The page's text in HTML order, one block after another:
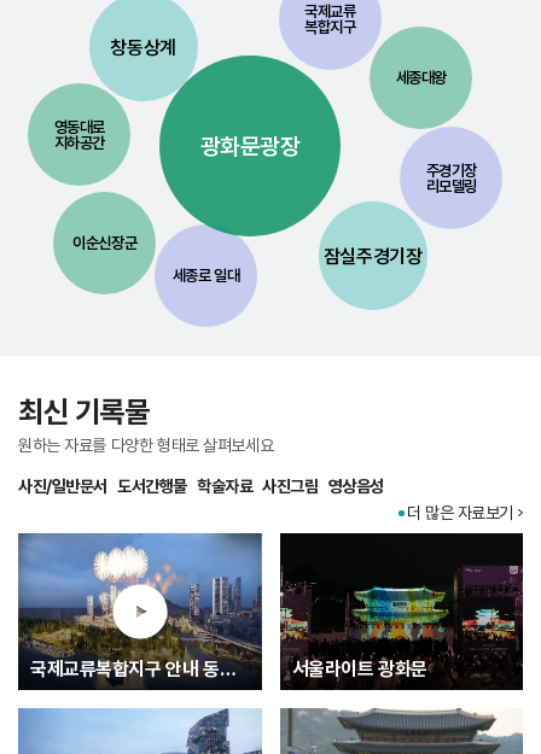
영동대로
지하공간
세종로 일대
주경기장
리모델링
이순신장군
창동상계
광화문광장
국제교류
복합지구
세종대왕
잠실주경기장
최신 기록물
원하는 자료를 다양한 형태로 살펴보세요
더 많은 자료보기
사진/일반문서 도서간행물 학술자료 사진그림 영상음성
국제교류복합지구 안내 동영상 서울라이트 광화문